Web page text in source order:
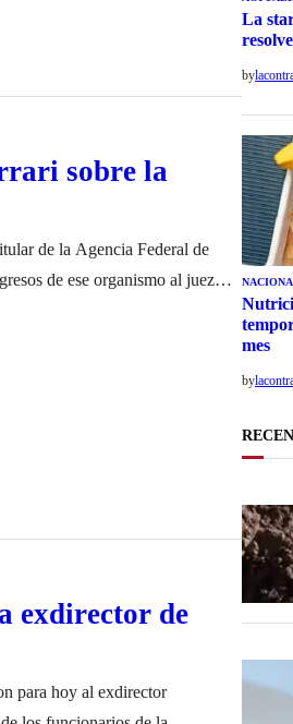
sobre la
de la Agencia Federal de
de ese organismo al juez
María Eugenia Vidal y el
exdirector de
para hoy al exdirector
La
by
mes
by